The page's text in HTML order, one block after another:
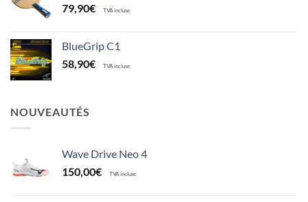
79,90€ TVA incluse
BlueGrip C1
58,90€ TVA incluse
NOUVEAUTÉS
Wave Drive Neo 4
150,00€ TVA incluse